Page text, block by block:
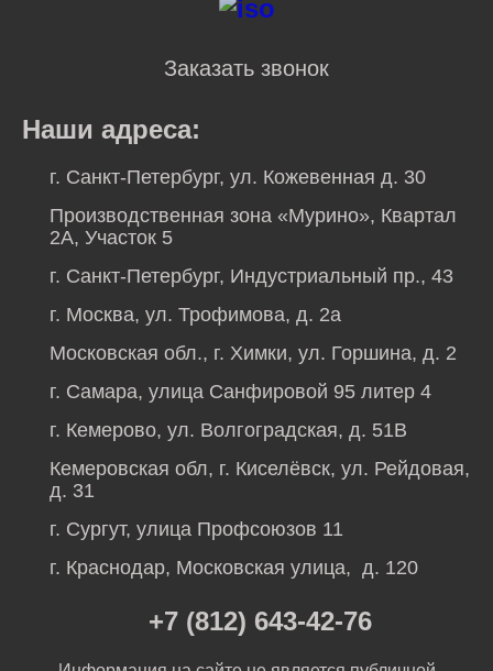
Заказать звонок
Наши адреса:
г. Санкт-Петербург, ул. Кожевенная д. 30
Производственная зона «Мурино», Квартал
2А, Участок 5
г. Санкт-Петербург, Индустриальный пр., 43
г. Москва, ул. Трофимова, д. 2а
Московская обл., г. Химки, ул. Горшина, д. 2
г. Самара, улица Санфировой 95 литер 4
г. Кемерово, ул. Волгоградская, д. 51В
Кемеровская обл, г. Киселёвск, ул. Рейдовая,
д. 31
г. Сургут, улица Профсоюзов 11
г. Краснодар, Московская улица, д. 120
+7 (812) 643-42-76